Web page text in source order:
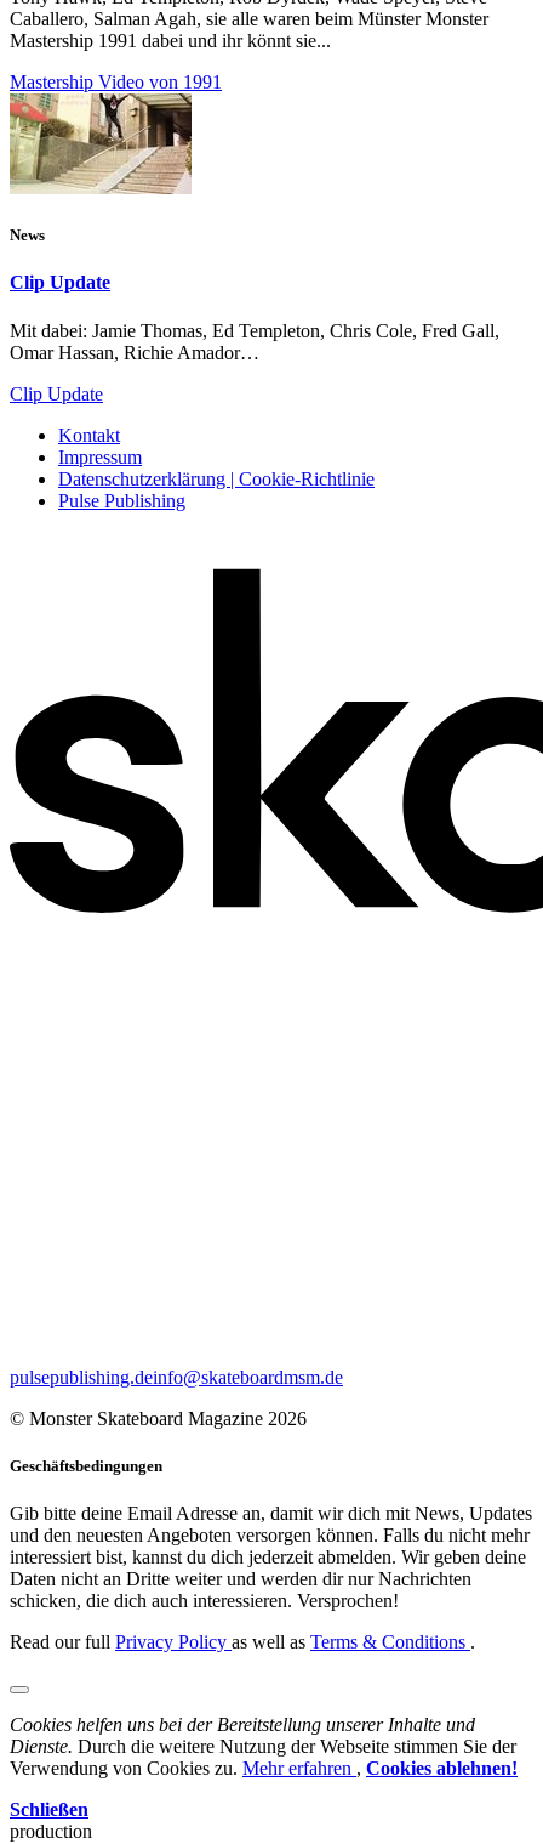
Caballero, Salman Agah, sie alle waren beim Münster Monster
Mastership 1991 dabei und ihr könnt sie...
Mastership Video von 1991
News
Clip Update
Mit dabei: Jamie Thomas, Ed Templeton, Chris Cole, Fred Gall,
Omar Hassan, Richie Amador…
Clip Update
Kontakt
Impressum
Datenschutzerklärung | Cookie-Richtlinie
Pulse Publishing
pulsepublishing.deinfo@skateboardmsm.de
© Monster Skateboard Magazine 2026
Geschäftsbedingungen
Gib bitte deine Email Adresse an, damit wir dich mit News, Updates
und den neuesten Angeboten versorgen können. Falls du nicht mehr
interessiert bist, kannst du dich jederzeit abmelden. Wir geben deine
Daten nicht an Dritte weiter und werden dir nur Nachrichten
schicken, die dich auch interessieren. Versprochen!
Read our full Privacy Policy as well as Terms & Conditions .
Cookies helfen uns bei der Bereitstellung unserer Inhalte und
Dienste. Durch die weitere Nutzung der Webseite stimmen Sie der
Verwendung von Cookies zu. Mehr erfahren , Cookies ablehnen!
Schließen
production